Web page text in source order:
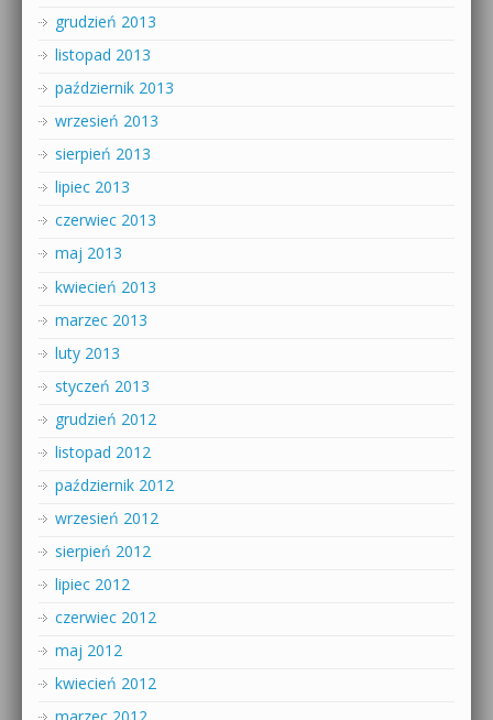
grudzień 2013
listopad 2013
październik 2013
wrzesień 2013
sierpień 2013
lipiec 2013
czerwiec 2013
maj 2013
kwiecień 2013
marzec 2013
luty 2013
styczeń 2013
grudzień 2012
listopad 2012
październik 2012
wrzesień 2012
sierpień 2012
lipiec 2012
czerwiec 2012
maj 2012
kwiecień 2012